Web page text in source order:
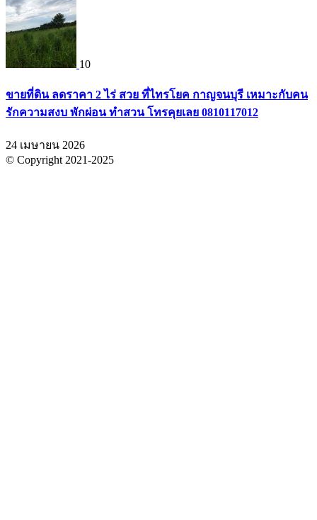
10
ขายที่ดิน ลดราคา 2 ไร่ สวย ที่ไทรโยค กาญจนบุรี เหมาะกับคน
รักความสงบ พักผ่อน ทำสวน โทรคุยเลย 0810117012
24 เมษายน 2026
© Copyright 2021-2025